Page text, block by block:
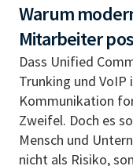
Warum
Mitarbeiter
Dass Unified
Trunking und VoIP
Kommunikation
Zweifel. Doch es
Mensch und
nicht als Risiko,